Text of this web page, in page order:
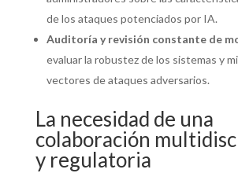
de los ataques potenciados por IA.
Auditoría y revisión constante de
evaluar la robustez de los sistemas y
vectores de ataques adversarios.
La necesidad de una
colaboración
y regulatoria